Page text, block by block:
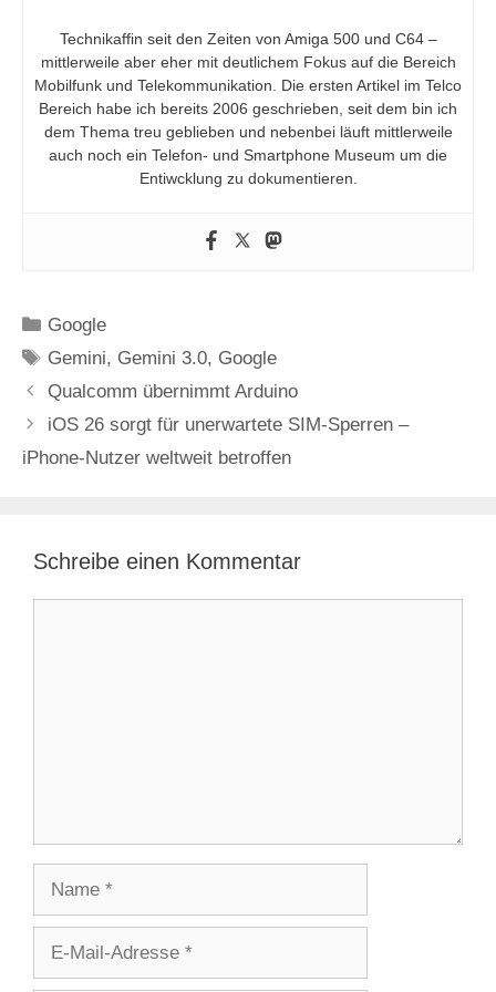
Technikaffin seit den Zeiten von Amiga 500 und C64 –
mittlerweile aber eher mit deutlichem Fokus auf die Bereich
Mobilfunk und Telekommunikation. Die ersten Artikel im Telco
Bereich habe ich bereits 2006 geschrieben, seit dem bin ich
dem Thema treu geblieben und nebenbei läuft mittlerweile
auch noch ein Telefon- und Smartphone Museum um die
Entiwcklung zu dokumentieren.
Kategorien
Google
Schlagwörter
Gemini, Gemini 3.0, Google
Qualcomm übernimmt Arduino
iOS 26 sorgt für unerwartete SIM-Sperren –
iPhone-Nutzer weltweit betroffen
Schreibe einen Kommentar